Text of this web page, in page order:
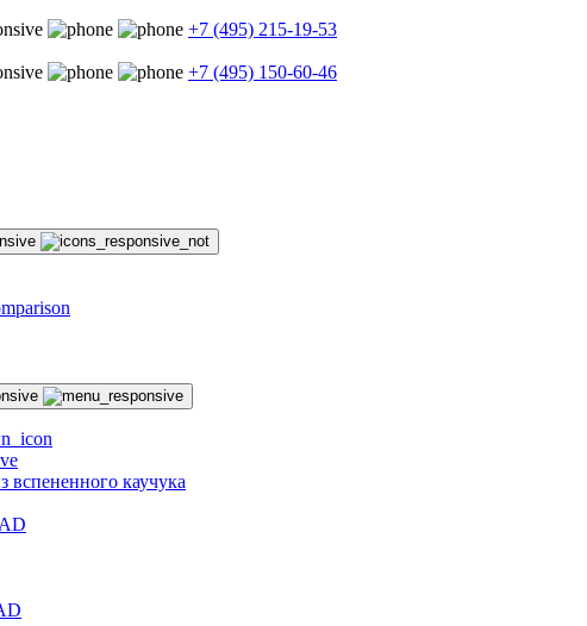
+7 (495) 215-19-53
+7 (495) 150-60-46
вспененного каучука